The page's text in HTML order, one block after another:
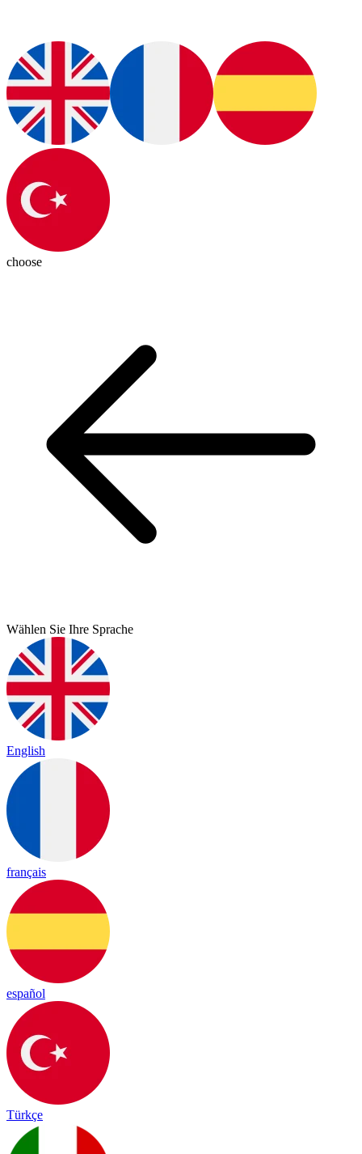
choose
Wählen Sie Ihre Sprache
English
français
español
Türkçe